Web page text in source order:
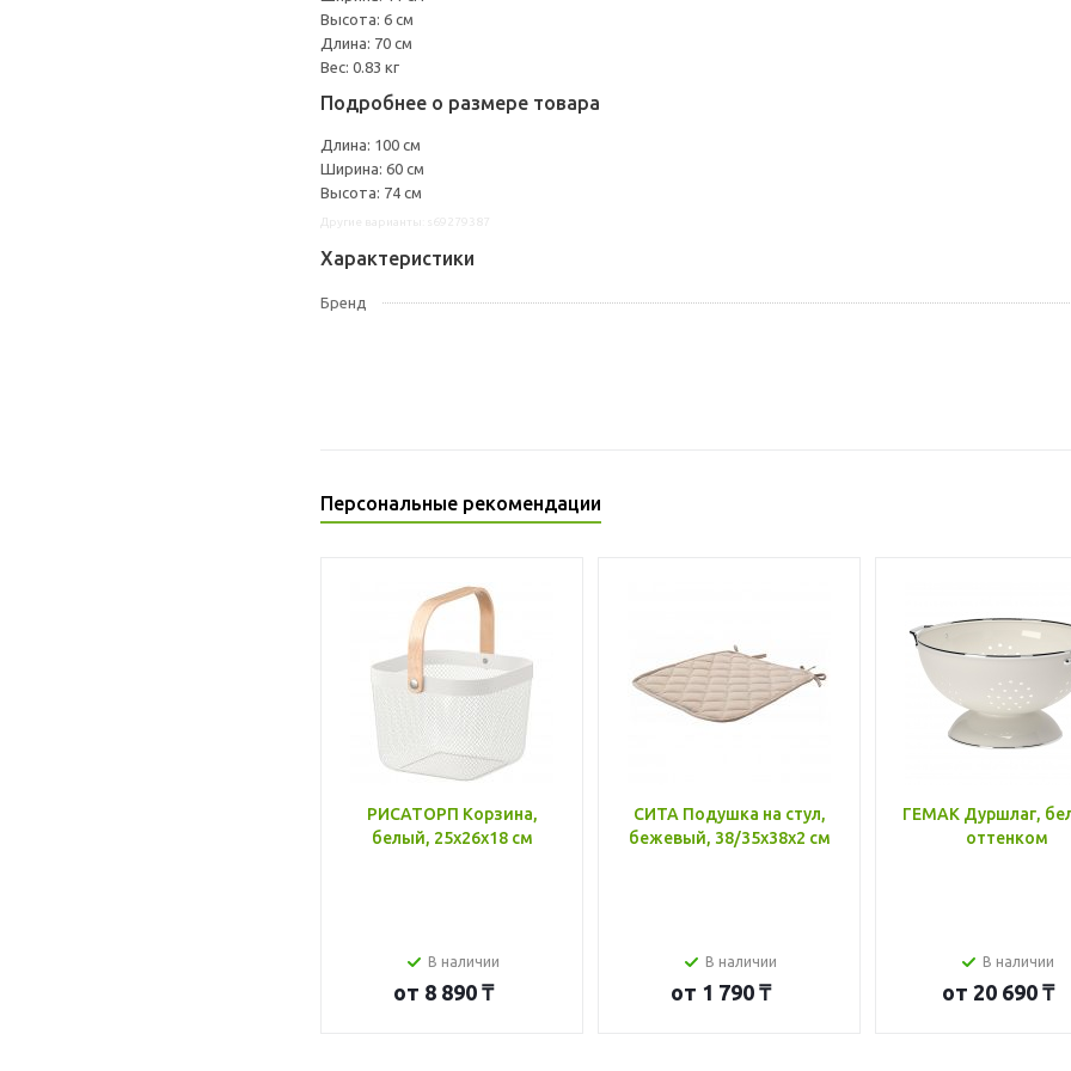
Высота: 6 см
Длина: 70 см
Вес: 0.83 кг
Подробнее о размере товара
Длина: 100 см
Ширина: 60 см
Высота: 74 см
Характеристики
Бренд
Персональные рекомендации
РИСАТОРП Корзина,
белый, 25x26x18 см
В наличии
от 8 890 ₸
СИТА Подушка на стул,
бежевый, 38/35x38x2 см
В наличии
от 1 790 ₸
ГЕМАК Дуршлаг,
оттенком
В наличии
от 20 690 ₸